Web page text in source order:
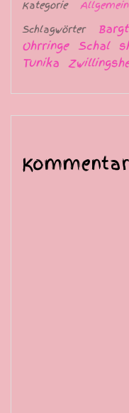
Kategorie
Allgemein
Schlagwörter
Ohrringe
Schal
Tunika